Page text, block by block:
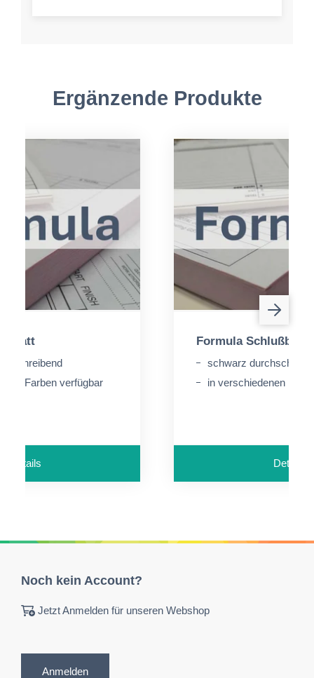
Ergänzende Produkte
Farben verfügbar
Details
Formula Schlußblatt
schwarz
in verschiedenen
Details
Noch kein Account?
Jetzt Anmelden für unseren Webshop
Anmelden